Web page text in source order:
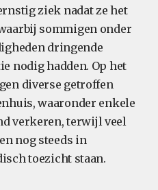
ziek nadat ze het
sommigen onder
dringende
nodig hadden. Op het
diverse getroffen
waaronder enkele
verkeren, terwijl veel
nog steeds in
toezicht staan.